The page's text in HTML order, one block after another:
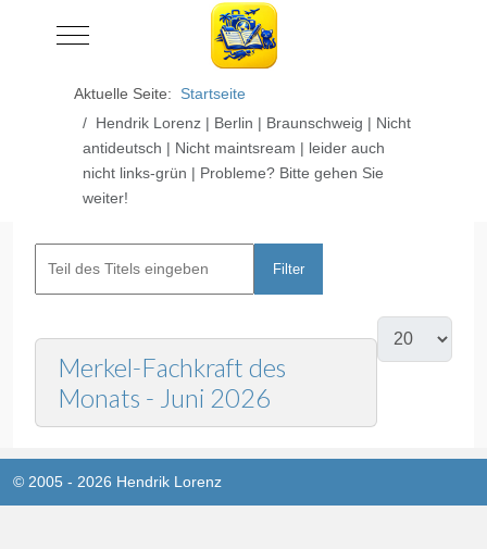
Mobile Menu Toggle
Aktuelle Seite: Startseite
Hendrik Lorenz | Berlin | Braunschweig | Nicht
antideutsch | Nicht maintsream | leider auch
nicht links-grün | Probleme? Bitte gehen Sie
weiter!
Filter
Merkel-Fachkraft des
Monats - Juni 2026
© 2005 - 2026 Hendrik Lorenz